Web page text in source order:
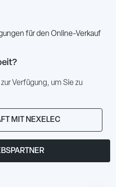
für den Online-Verkauf
Verfügung, um Sie zu
MIT NEXELEC